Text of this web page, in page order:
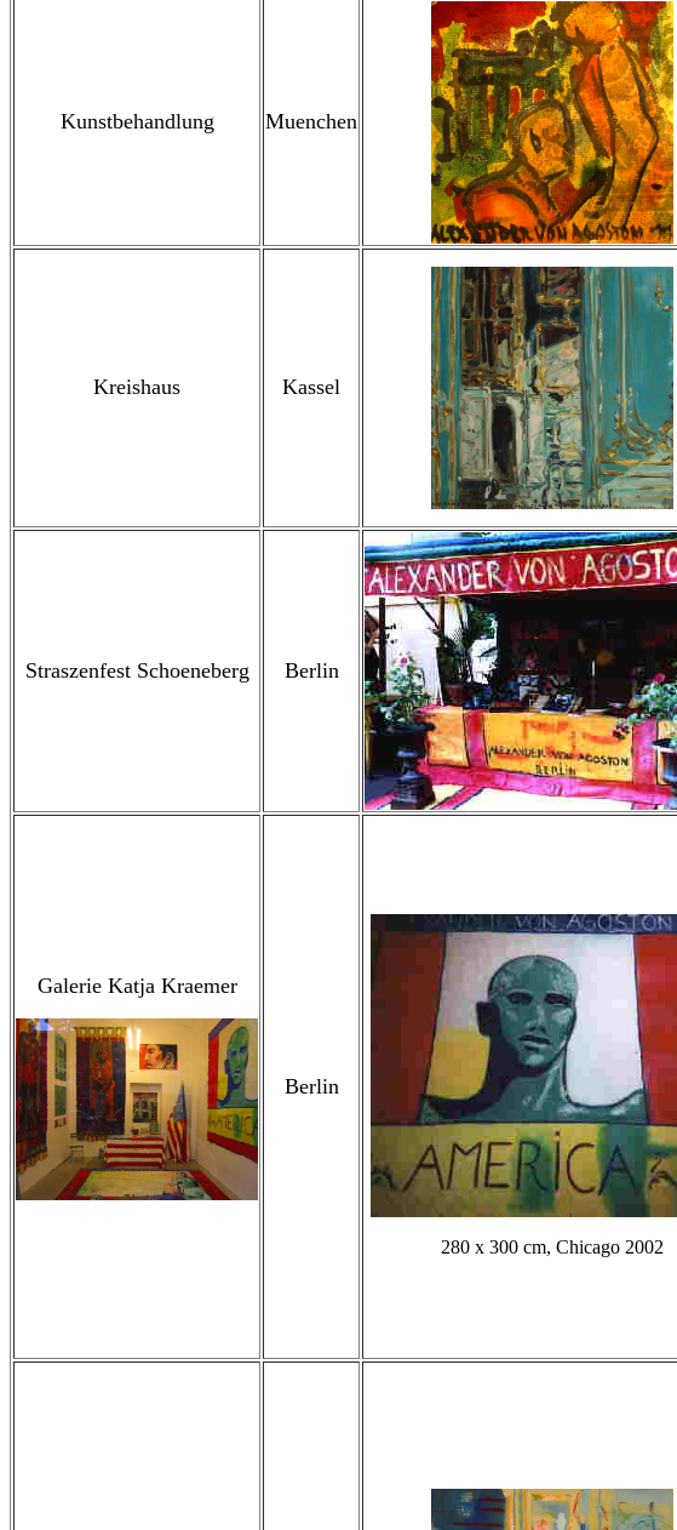
Kunstbehandlung Muenchen
Kreishaus Kassel
Straszenfest Schoeneberg Berlin
Galerie Katja Kraemer
Berlin
280 x 300 cm, Chicago 2002